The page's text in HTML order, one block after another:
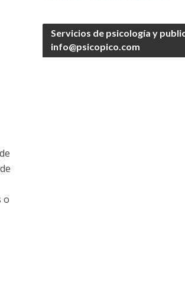
o
Servicios de psicología y
info@psicopico.com